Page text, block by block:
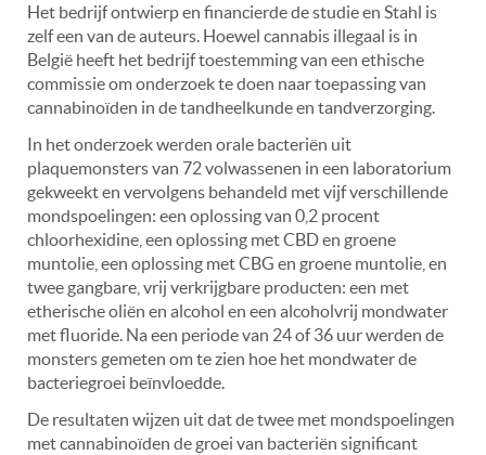
Het bedrijf ontwierp en financierde de studie en Stahl is
zelf een van de auteurs. Hoewel cannabis illegaal is in
België heeft het bedrijf toestemming van een ethische
commissie om onderzoek te doen naar toepassing van
cannabinoïden in de tandheelkunde en tandverzorging.
In het onderzoek werden orale bacteriën uit
plaquemonsters van 72 volwassenen in een laboratorium
gekweekt en vervolgens behandeld met vijf verschillende
mondspoelingen: een oplossing van 0,2 procent
chloorhexidine, een oplossing met CBD en groene
muntolie, een oplossing met CBG en groene muntolie, en
twee gangbare, vrij verkrijgbare producten: een met
etherische oliën en alcohol en een alcoholvrij mondwater
met fluoride. Na een periode van 24 of 36 uur werden de
monsters gemeten om te zien hoe het mondwater de
bacteriegroei beïnvloedde.
De resultaten wijzen uit dat de twee met mondspoelingen
met cannabinoïden de groei van bacteriën significant